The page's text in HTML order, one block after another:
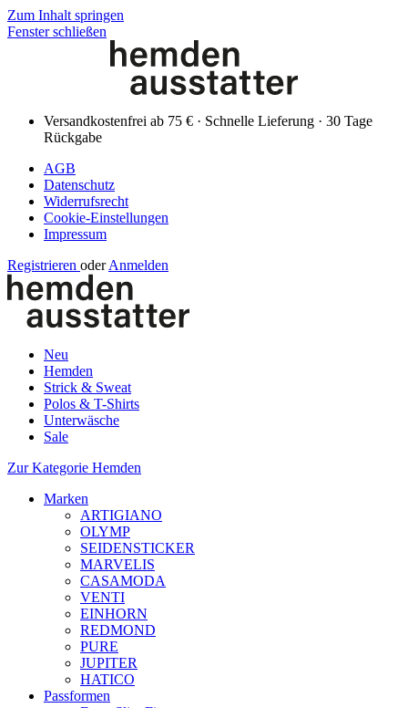
Zum Inhalt springen
Fenster schließen
Versandkostenfrei ab 75 € · Schnelle Lieferung · 30 Tage
Rückgabe
AGB
Datenschutz
Widerrufsrecht
Cookie-Einstellungen
Impressum
Registrieren oder Anmelden
Neu
Hemden
Strick & Sweat
Polos & T-Shirts
Unterwäsche
Sale
Zur Kategorie Hemden
Marken
ARTIGIANO
OLYMP
SEIDENSTICKER
MARVELIS
CASAMODA
VENTI
EINHORN
REDMOND
PURE
JUPITER
HATICO
Passformen